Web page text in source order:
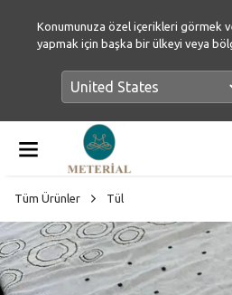
Konumunuza özel içerikleri görmek
yapmak için başka bir ülkeyi veya
Tüm Ürünler Tül